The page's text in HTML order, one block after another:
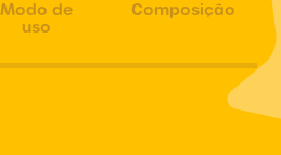
Modo de
uso
Composição